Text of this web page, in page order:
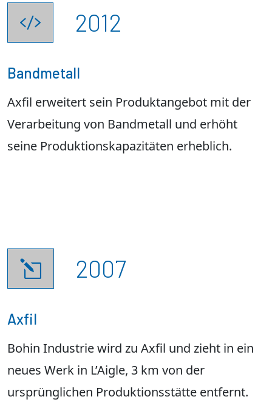
 2012
Bandmetall
Axfil erweitert sein Produktangebot mit der
Verarbeitung von Bandmetall und erhöht
seine Produktionskapazitäten erheblich.
l 2007
Axfil
Bohin Industrie wird zu Axfil und zieht in ein
neues Werk in L’Aigle, 3 km von der
ursprünglichen Produktionsstätte entfernt.